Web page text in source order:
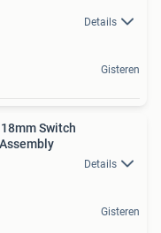
Details
Gisteren
Switch
Details
Gisteren